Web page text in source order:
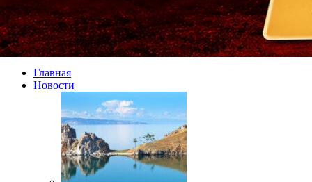
Главная
Новости